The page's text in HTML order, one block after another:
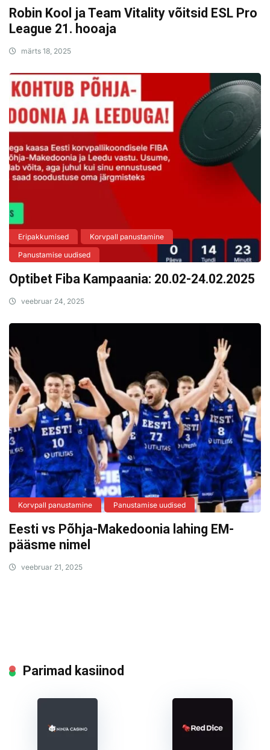
Robin Kool ja Team Vitality võitsid ESL Pro
League 21. hooaja
märts 18, 2025
Eripakkumised
Korvpall panustamine
Panustamise uudised
Optibet Fiba Kampaania: 20.02-24.02.2025
veebruar 24, 2025
Korvpall panustamine Panustamise uudised
Eesti vs Põhja-Makedoonia lahing EM-
pääsme nimel
veebruar 21, 2025
Parimad kasiinod